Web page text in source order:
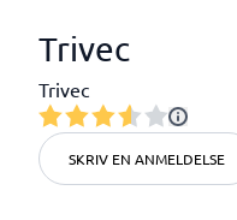
Trivec
Trivec
SKRIV EN ANMELDELSE